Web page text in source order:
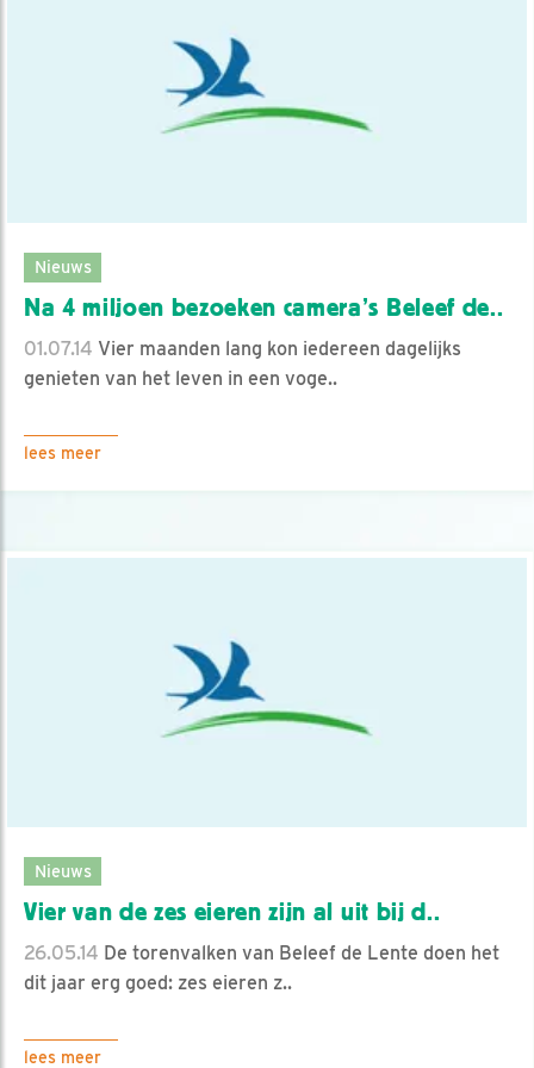
Nieuws
Na 4 miljoen bezoeken camera’s Beleef de..
01.07.14 Vier maanden lang kon iedereen dagelijks
genieten van het leven in een voge..
lees meer
Nieuws
Vier van de zes eieren zijn al uit bij d..
26.05.14 De torenvalken van Beleef de Lente doen het
dit jaar erg goed: zes eieren z..
lees meer